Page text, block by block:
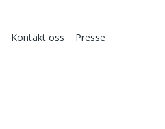
Kontakt oss Presse